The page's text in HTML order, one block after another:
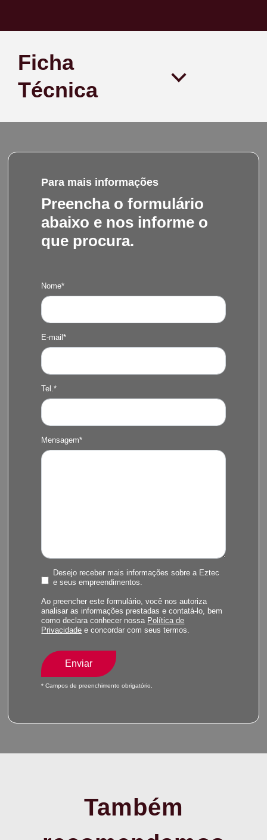
Ficha
Técnica
Para mais informações
Preencha o formulário
abaixo e nos informe o
que procura.
Nome*
E-mail*
Tel.*
Mensagem*
Desejo receber mais informações sobre a Eztec
e seus empreendimentos.
Ao preencher este formulário, você nos autoriza
analisar as informações prestadas e contatá-lo, bem
como declara conhecer nossa Política de
Privacidade e concordar com seus termos.
Enviar
* Campos de preenchimento obrigatório.
Também